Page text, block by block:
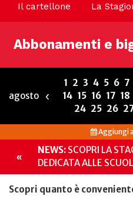
Teatro
Scuola di teatro
Compagnia
Radio
Spazi e Servizi
Binario Arte
Il cartellone La
Abbonamenti e
agosto ‹
1 2 3 4 5 6 7
14 15 16 17 18
24 25 26
Aggiungi
«
NEWS: SCOPRI LA
DEDICATA ALLE
Scopri quanto è